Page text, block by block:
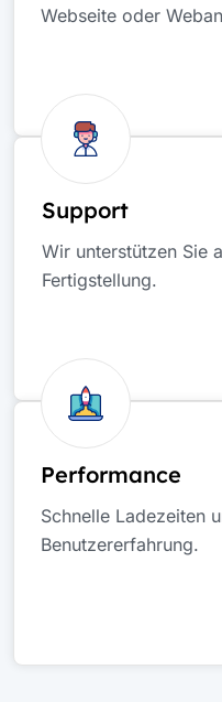
Webseite oder
Support
Wir unterstützen Sie
Fertigstellung.
Performance
Schnelle Ladezeiten
Benutzererfahrung.